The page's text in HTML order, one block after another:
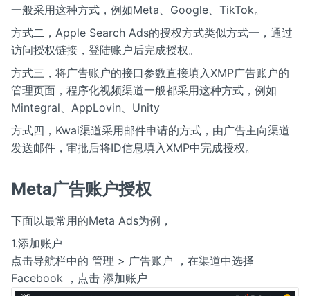
一般采用这种方式，例如Meta、Google、TikTok。
方式二，Apple Search Ads的授权方式类似方式一，通过
访问授权链接，登陆账户后完成授权。
方式三，将广告账户的接口参数直接填入XMP广告账户的
管理页面，程序化视频渠道一般都采用这种方式，例如
Mintegral、AppLovin、Unity
方式四，Kwai渠道采用邮件申请的方式，由广告主向渠道
发送邮件，审批后将ID信息填入XMP中完成授权。
Meta广告账户授权
下面以最常用的Meta Ads为例，
1.添加账户
点击导航栏中的 管理 > 广告账户 ，在渠道中选择
Facebook ，点击 添加账户